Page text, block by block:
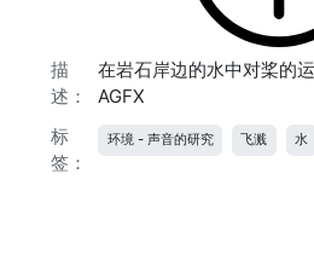
描
述：
在岩石岸边的水中对桨的
AGFX
标
签：
环境 - 声音的研究 飞溅 水